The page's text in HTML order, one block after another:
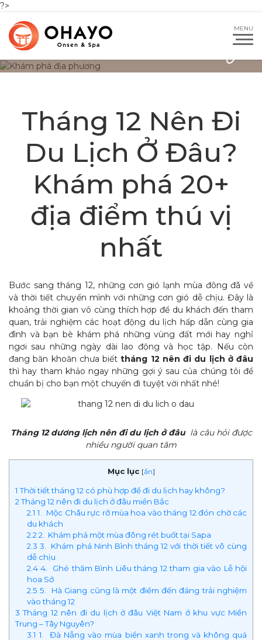
?>
Khám phá địa phương
Tháng 12 Nên Đi
Du Lịch Ở Đâu?
Khám phá 20+
địa điểm thú vị
nhất
Bước sang tháng 12, những cơn gió lạnh mùa đông đã về
và thời tiết chuyển mình với những cơn gió dễ chịu. Đây là
khoảng thời gian vô cùng thích hợp để du khách đến tham
quan, trải nghiệm các hoạt động du lịch hấp dẫn cùng gia
đình và bạn bè khám phá những vùng đất mới hay nghỉ
ngơi sau những ngày dài lao động và học tập. Nếu còn
đang băn khoăn chưa biếttháng 12 nên đi du lịch ở đâu
thì hay tham khảo ngay những gợi ý sau của chúng tôi để
chuẩn bị cho bạn một chuyến đi tuyệt vời nhất nhé!
Tháng 12 dương lịch nên đi du lịch ở đâu là câu hỏi được
nhiều người quan tâm
Mục lục [ẩn]
1 Thời tiết tháng 12 có phù hợp để đi du lịch hay không?
2Tháng 12 nên đi du lịch ở đâu miền Bắc
2.1 1. Mộc Châu rực rỡ mùa hoa vào tháng 12 đón chờ các
du khách
2.2 2. Khám phá một mùa đông rét buốt tại Sapa
2.3 3. Khám phá Ninh Bình tháng 12 với thời tiết vô cùng
dễ chịu
2.44. Ghé thăm Bình Liêu tháng 12 tham gia vào Lễ hội
hoa Sở
2.5 5. Hà Giang cũng là một điểm đến đáng trải nghiệm
vào tháng 12
3 Tháng 12 nên đi du lịch ở đâu Việt Nam ở khu vực Miền
Trung – Tây Nguyên?
3.1 1. Đà Nẵng vào mùa biển xanh trong và không quá